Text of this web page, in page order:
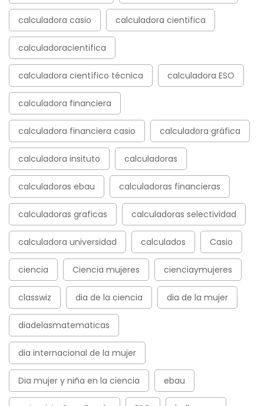
calculadora casio calculadora cientifica
calculadoracientifica
calculadora científico técnica calculadora ESO
calculadora financiera
calculadora financiera casio calculadora gráfica
calculadora insituto calculadoras
calculadoras ebau calculadoras financieras
calculadoras graficas calculadoras selectividad
calculadora universidad calculados Casio
ciencia Ciencia mujeres cienciaymujeres
classwiz dia de la ciencia dia de la mujer
diadelasmatematicas
dia internacional de la mujer
Dia mujer y niña en la ciencia ebau